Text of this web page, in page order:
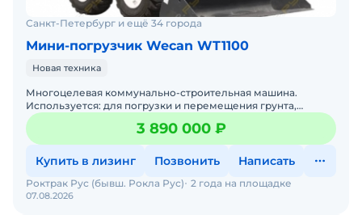
Санкт-Петербург и ещё 34 города
Мини-погрузчик Wecan WT1100
Новая техника
Многоцелевая коммунально-строительная машина.
Используется: для погрузки и перемещения грунта,
сыпучих пород, кусковых материалов; планировки участков
местности
3 890 000 ₽
Купить в лизинг Позвонить Написать
07.08.2026
Роктрак Рус (бывш. Рокла Рус) 2 года на площадке